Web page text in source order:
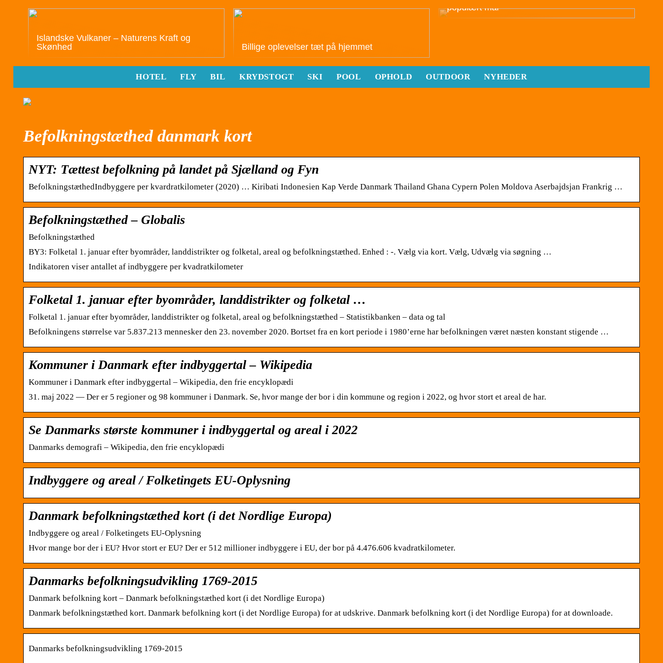
Islandske Vulkaner – Naturens Kraft og
Skønhed
Billige oplevelser tæt på hjemmet
populært mål
HOTEL FLY BIL KRYDSTOGT SKI POOL OPHOLD OUTDOOR NYHEDER
Befolkningstæthed danmark kort
NYT: Tættest befolkning på landet på Sjælland og Fyn
BefolkningstæthedIndbyggere per kvardratkilometer (2020) … Kiribati Indonesien Kap Verde Danmark Thailand Ghana Cypern Polen Moldova Aserbajdsjan Frankrig …
Befolkningstæthed – Globalis
Befolkningstæthed
BY3: Folketal 1. januar efter byområder, landdistrikter og folketal, areal og befolkningstæthed. Enhed : -. Vælg via kort. Vælg, Udvælg via søgning …
Indikatoren viser antallet af indbyggere per kvadratkilometer
Folketal 1. januar efter byområder, landdistrikter og folketal …
Folketal 1. januar efter byområder, landdistrikter og folketal, areal og befolkningstæthed – Statistikbanken – data og tal
Befolkningens størrelse var 5.837.213 mennesker den 23. november 2020. Bortset fra en kort periode i 1980’erne har befolkningen været næsten konstant stigende …
Kommuner i Danmark efter indbyggertal – Wikipedia
Kommuner i Danmark efter indbyggertal – Wikipedia, den frie encyklopædi
31. maj 2022 — Der er 5 regioner og 98 kommuner i Danmark. Se, hvor mange der bor i din kommune og region i 2022, og hvor stort et areal de har.
Se Danmarks største kommuner i indbyggertal og areal i 2022
Danmarks demografi – Wikipedia, den frie encyklopædi
Indbyggere og areal / Folketingets EU-Oplysning
Danmark befolkningstæthed kort (i det Nordlige Europa)
Indbyggere og areal / Folketingets EU-Oplysning
Hvor mange bor der i EU? Hvor stort er EU? Der er 512 millioner indbyggere i EU, der bor på 4.476.606 kvadratkilometer.
Danmarks befolkningsudvikling 1769-2015
Danmark befolkning kort – Danmark befolkningstæthed kort (i det Nordlige Europa)
Danmark befolkningstæthed kort. Danmark befolkning kort (i det Nordlige Europa) for at udskrive. Danmark befolkning kort (i det Nordlige Europa) for at downloade.
Danmarks befolkningsudvikling 1769-2015